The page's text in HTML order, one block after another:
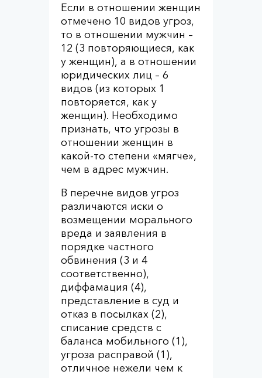
Если в отношении женщин
отмечено 10 видов угроз,
то в отношении мужчин –
12 (3 повторяющиеся, как
у женщин), а в отношении
юридических лиц – 6
видов (из которых 1
повторяется, как у
женщин). Необходимо
признать, что угрозы в
отношении женщин в
какой-то степени «мягче»,
чем в адрес мужчин.
В перечне видов угроз
различаются иски о
возмещении морального
вреда и заявления в
порядке частного
обвинения (3 и 4
соответственно),
диффамация (4),
представление в суд и
отказ в посылках (2),
списание средств с
баланса мобильного (1),
угроза расправой (1),
отличное нежели чем к